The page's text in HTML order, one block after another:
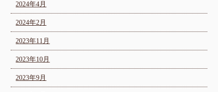
2024年4月
2024年2月
2023年11月
2023年10月
2023年9月